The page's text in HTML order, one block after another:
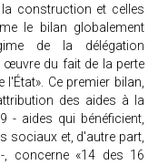
construction et celles
le bilan globalement
de la délégation
œuvre du fait de la perte
Ce premier bilan,
des aides à la
- aides qui bénéficient,
sociaux et, d'autre part,
concerne «14 des 16